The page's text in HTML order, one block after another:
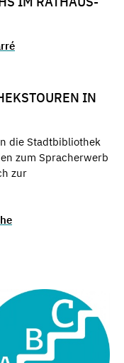
IN
die Stadtbibliothek
zum Spracherwerb
zur